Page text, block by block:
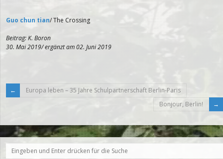
Guo chun tian/ The Crossing
Beitrag: K. Boron
30. Mai 2019/ ergänzt am 02. Juni 2019
Europa leben – 35 Jahre Schulpartnerschaft Berlin-Paris
Bonjour, Berlin!